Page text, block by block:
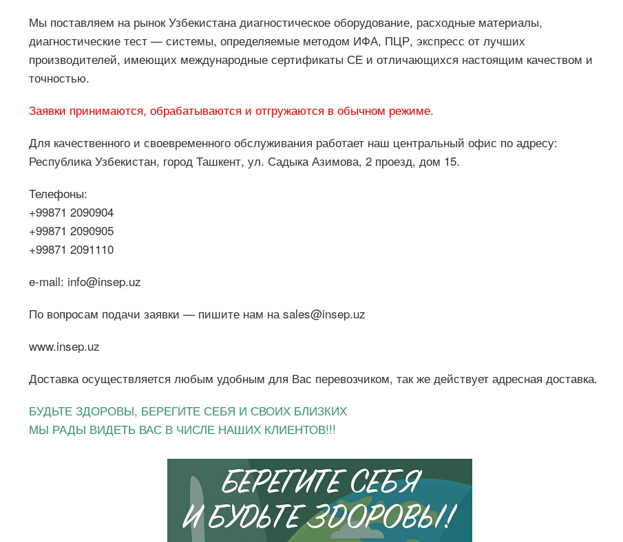
Мы поставляем на рынок Узбекистана диагностическое оборудование, расходные материалы,
диагностические тест — системы, определяемые методом ИФА, ПЦР, экспресс от лучших
производителей, имеющих международные сертификаты СЕ и отличающихся настоящим качеством и
точностью.
Заявки принимаются, обрабатываются и отгружаются в обычном режиме.
Для качественного и своевременного обслуживания работает наш центральный офис по адресу:
Республика Узбекистан, город Ташкент, ул. Садыка Азимова, 2 проезд, дом 15.
Телефоны:
+99871 2090904
+99871 2090905
+99871 2091110
e-mail: info@insep.uz
По вопросам подачи заявки — пишите нам на sales@insep.uz
www.insep.uz
Доставка осуществляется любым удобным для Вас перевозчиком, так же действует адресная доставка.
БУДЬТЕ ЗДОРОВЫ, БЕРЕГИТЕ СЕБЯ И СВОИХ БЛИЗКИХ
МЫ РАДЫ ВИДЕТЬ ВАС В ЧИСЛЕ НАШИХ КЛИЕНТОВ!!!